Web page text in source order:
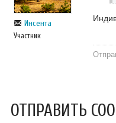
Инсента
Участник
ОТПРАВИТЬ